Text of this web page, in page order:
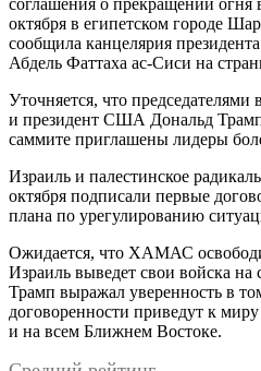
октября в египетском городе
сообщила канцелярия
Абдель Фаттаха ас-Сиси на
Уточняется, что председателями
и президент США Дональд
саммите приглашены лидеры
Израиль и палестинское
октября подписали первые
плана по урегулированию
Ожидается, что ХАМАС
Израиль выведет свои войска
Трамп выражал уверенность в
договоренности приведут к
и на всем Ближнем Востоке.